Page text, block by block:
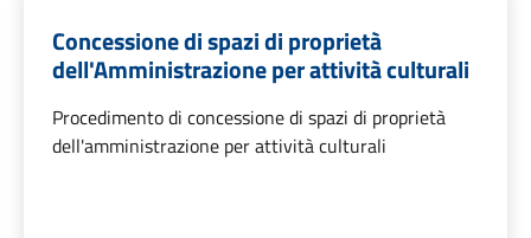
Concessione di spazi di proprietà
dell'Amministrazione per attività culturali
Procedimento di concessione di spazi di proprietà
dell'amministrazione per attività culturali